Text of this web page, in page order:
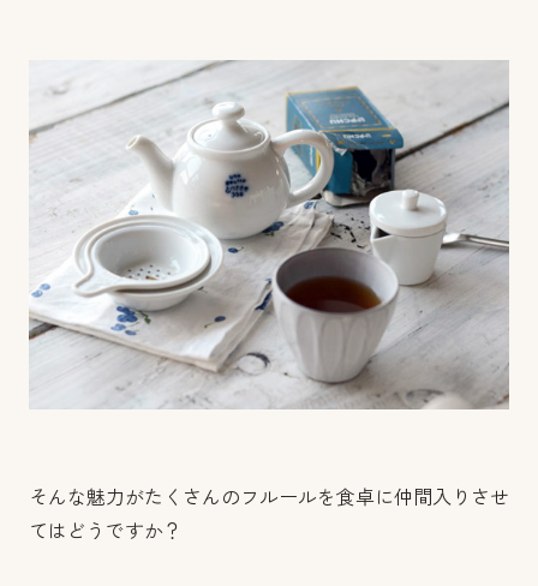
そんな魅力がたくさんのフルールを食卓に仲間入りさせ
てはどうですか？